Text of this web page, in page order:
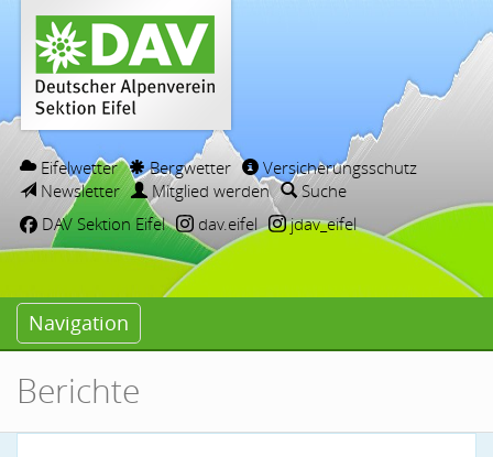
Eifelwetter Bergwetter
Versicherungsschutz
Newsletter
Mitglied werden
Suche
DAV Sektion Eifel
dav.eifel jdav_eifel
Navigation
Berichte